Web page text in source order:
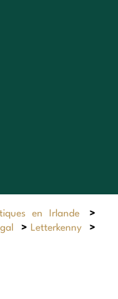
en Irlande
>
> Letterkenny
>